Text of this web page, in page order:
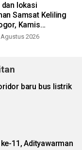
lokasi
Samsat Keliling
Kamis
2026
baru bus listrik
11, Adityawarman